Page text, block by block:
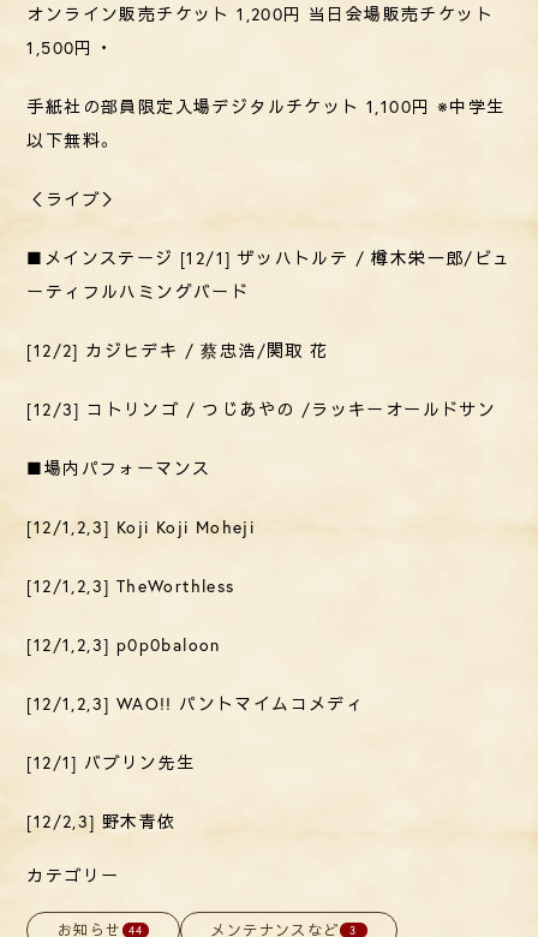
オンライン販売チケット 1,200円 当日会場販売チケット
1,500円 ・
手紙社の部員限定入場デジタルチケット 1,100円 ※中学生
以下無料。
＜ライブ＞
■メインステージ [12/1] ザッハトルテ / 樽木栄一郎/ビュ
ーティフルハミングバード
[12/2] カジヒデキ / 蔡忠浩/関取 花
[12/3] コトリンゴ / つじあやの /ラッキーオールドサン
■場内パフォーマンス
[12/1,2,3] Koji Koji Moheji
[12/1,2,3] TheWorthless
[12/1,2,3] p0p0baloon
[12/1,2,3] WAO!! パントマイムコメディ
[12/1] バブリン先生
[12/2,3] 野木青依
カテゴリー
お知らせ 44 メンテナンスなど 3